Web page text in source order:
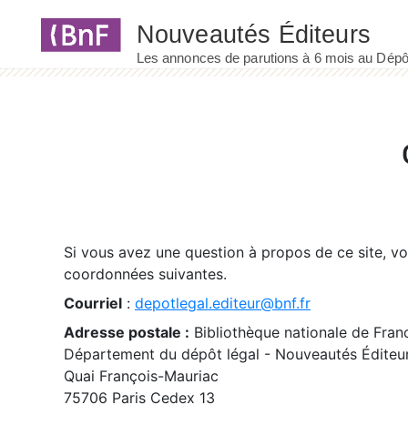
Si vous avez une question à propos de ce site,
coordonnées suivantes.
Courriel : depotlegal.editeur@bnf.fr
Adresse postale : Bibliothèque nationale de
Département du dépôt légal - Nouveautés
Quai François-Mauriac
75706 Paris Cedex 13